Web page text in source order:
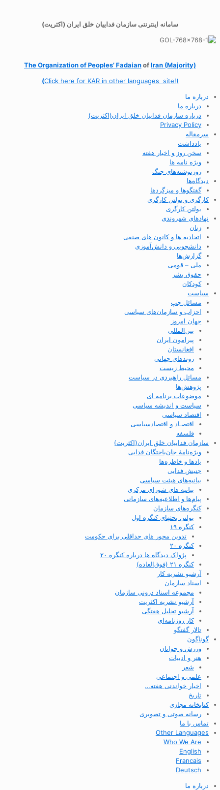
سامانه اینترنتی سازمان فداییان خلق ایران (اکثریت)
The Organization ofPeoples’ FadaianofIran (Majority)
(Click here for KAR in other languages site!)
درباره ما
درباره ما
درباره سازمان فداییان خلق ایران(اکثریت)
Privacy Policy
سرمقاله
یادداشت
سخن روز و اخبار هفته
ویژه نامه ها
روزنوشته‌های جنگ
دیدگاه‌ها
گفتگوها و میزگردها
کارگری و بولتن کارگری
بولتن کارگری
نهادهای شهروندی
زنان
اتحادیه ها و کانون های صنفی
دانشجویی و دانش‌آموزی
گزارش‌ها
ملی – قومی
حقوق بشر
کودکان
سیاست
مسائل چپ
احزاب و سازمان‌های سیاسی
جهان امروز
بین‌المللی
پیرامون ایران
افغانستان
روندهای جهانی
محیط زیست
مسائل راهبردی در سیاست
پژوهش‌ها
موضوعات برنامه ای
سیاست و اندیشه سیاسی
اقتصاد سیاسی
اقتصـاد و اقتصاد‌سیاسی
فلسفه
سازمان فداییان خلق ایران(اکثریت)
ویژه‌نامهٔ جان‌باختگان فدایی
یادها و خاطره‌ها
جنبش فدایی
بیانیه‌های هیئت سیاسی
بیانیه های شورای مرکزی
پیام‌ها و اطلاعیه‌های سازمانی
کنگره‌های سازمان
بولتن بحثهای کنگره اول
کنگره ۱۹
تدوین محور های حداقلی برای حکومت
کنگره ۲۰
پژواک دیدگاه ها درباره کنگره ۲۰
کنگره ۲۱ (فوق‌العاده)
آرشیو نشریه کار
اسناد سازمان
مجموعه اسناد درونی سازمان
آرشیو نشریه اکثریت
آرشیو تحلیل هفتگی
کار روزنامه‌ای
تالار گفتگو
گوناگون
ورزش و جوانان
هنر و ادبیات
شعر
علمی و اجتماعی
اخبار خواندنی هفته…
تاریخ
کتابخانه مجازی
رسانه صوتی و تصویری
تماس با ما
Other Languages
Who We Are
English
Francais
Deutsch
درباره ما